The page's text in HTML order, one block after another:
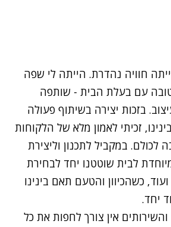
חוויה נהדרת. הייתה לי שפה
עם בעלת הבית - שותפה
. בזכות יצירה בשיתוף פעולה
זכיתי לאמון מלא של הלקוחות
לכולם. במקביל לתכנון וליצירת
לבית שוטטנו יחד לבחירת
כשהכיוון והטעם תאם בינינו
יחד.
אין צורך לחפות את כל